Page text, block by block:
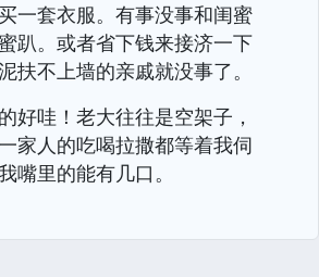
一套衣服。有事没事和闺蜜
趴。或者省下钱来接济一下
扶不上墙的亲戚就没事了。
好哇！老大往往是空架子，
家人的吃喝拉撒都等着我伺
嘴里的能有几口。